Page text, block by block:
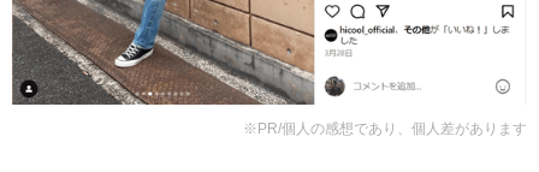
※PR/個人の感想であり、個人差があります